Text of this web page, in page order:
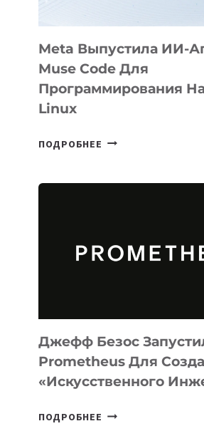
Meta Выпустила ИИ-
Muse Code Для
Программирования
Linux
ПОДРОБНЕЕ META
ДЛЯ
И
LINUX
Джефф Безос
Prometheus Для
«искусственного
ПОДРОБНЕЕ ДЖЕФФ